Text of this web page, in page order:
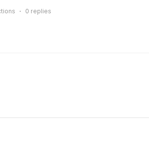
0 replies